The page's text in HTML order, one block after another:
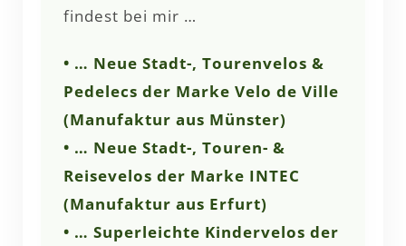
findest bei mir …
• … Neue Stadt-, Tourenvelos &
Pedelecs der Marke Velo de Ville
(Manufaktur aus Münster)
• … Neue Stadt-, Touren- &
Reisevelos der Marke INTEC
(Manufaktur aus Erfurt)
• … Superleichte Kindervelos der